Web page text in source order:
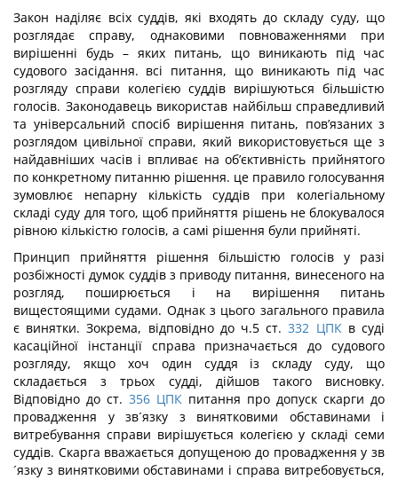
Закон наділяє всіх суддів, які входять до складу суду, що
розглядає справу, однаковими повноваженнями при
вирішенні будь – яких питань, що виникають під час
судового засідання. всі питання, що виникають під час
розгляду справи колегією суддів вирішуються більшістю
голосів. Законодавець використав найбільш справедливий
та універсальний спосіб вирішення питань, пов’язаних з
розглядом цивільної справи, який використовується ще з
найдавніших часів і впливає на об’єктивність прийнятого
по конкретному питанню рішення. це правило голосування
зумовлює непарну кількість суддів при колегіальному
складі суду для того, щоб прийняття рішень не блокувалося
рівною кількістю голосів, а самі рішення були прийняті.
Принцип прийняття рішення більшістю голосів у разі
розбіжності думок суддів з приводу питання, винесеного на
розгляд, поширюється і на вирішення питань
вищестоящими судами. Однак з цього загального правила
є винятки. Зокрема, відповідно до ч.5 ст. 332 ЦПКв суді
касаційної інстанції справа призначається до судового
розгляду, якщо хоч один суддя із складу суду, що
складається з трьох судді, дійшов такого висновку.
Відповідно до ст. 356 ЦПК питання про допуск скарги до
провадження у зв´язку з винятковими обставинами і
витребування справи вирішується колегією у складі семи
суддів. Скарга вважається допущеною до провадження у зв
´язку з винятковими обставинами і справа витребовується,